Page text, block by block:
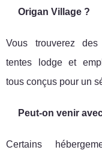
Origan Village ?
Vous trouverez des
tentes lodge et
tous conçus pour un
Peut-on venir
Certains